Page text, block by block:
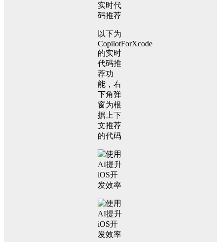
实时代
码推荐
以下为
CopilotForXcode
的实时
代码推
荐功
能，右
下角弹
窗为根
据上下
文推荐
的代码